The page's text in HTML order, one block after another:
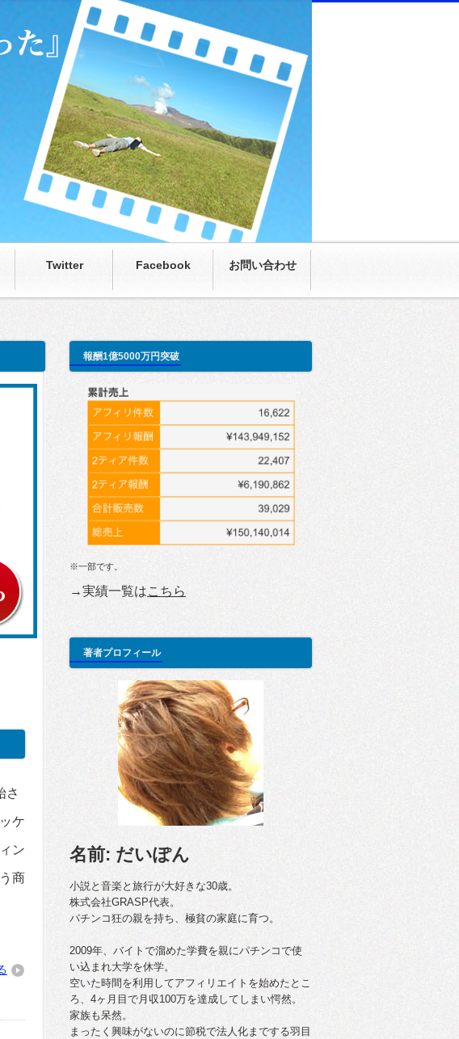
Twitter Facebook お問い合わせ
ジネスで、4ヶ月後にまさかの月収100万超え。僕も呆然。家族も呆
さ
ケ
ン
商
報酬1億5000万円突破
※一部です。
→実績一覧はこちら
著者プロフィール
名前: だいぽん
小説と音楽と旅行が大好きな30歳。
株式会社GRASP代表。
パチンコ狂の親を持ち、極貧の家庭に育つ。
2009年、バイトで溜めた学費を親にパチンコで使
い込まれ大学を休学。
空いた時間を利用してアフィリエイトを始めたとこ
ろ、4ヶ月目で月収100万を達成してしまい愕然。
家族も呆然。
まったく興味がないのに節税で法人化までする羽目